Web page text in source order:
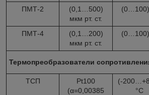
ПМТ-2
(0,1…500)
мкм рт. ст.
ПМТ-4
(0,1…200)
мкм рт. ст.
Термопреобразователи
ТСП
Pt100
(α=0,00385
(-
°С